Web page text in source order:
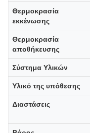
Θερμοκρασία
εκκένωσης
Θερμοκρασία
αποθήκευσης
Σύστημα Υλικών
Υλικό της υπόθεσης
Διαστάσεις